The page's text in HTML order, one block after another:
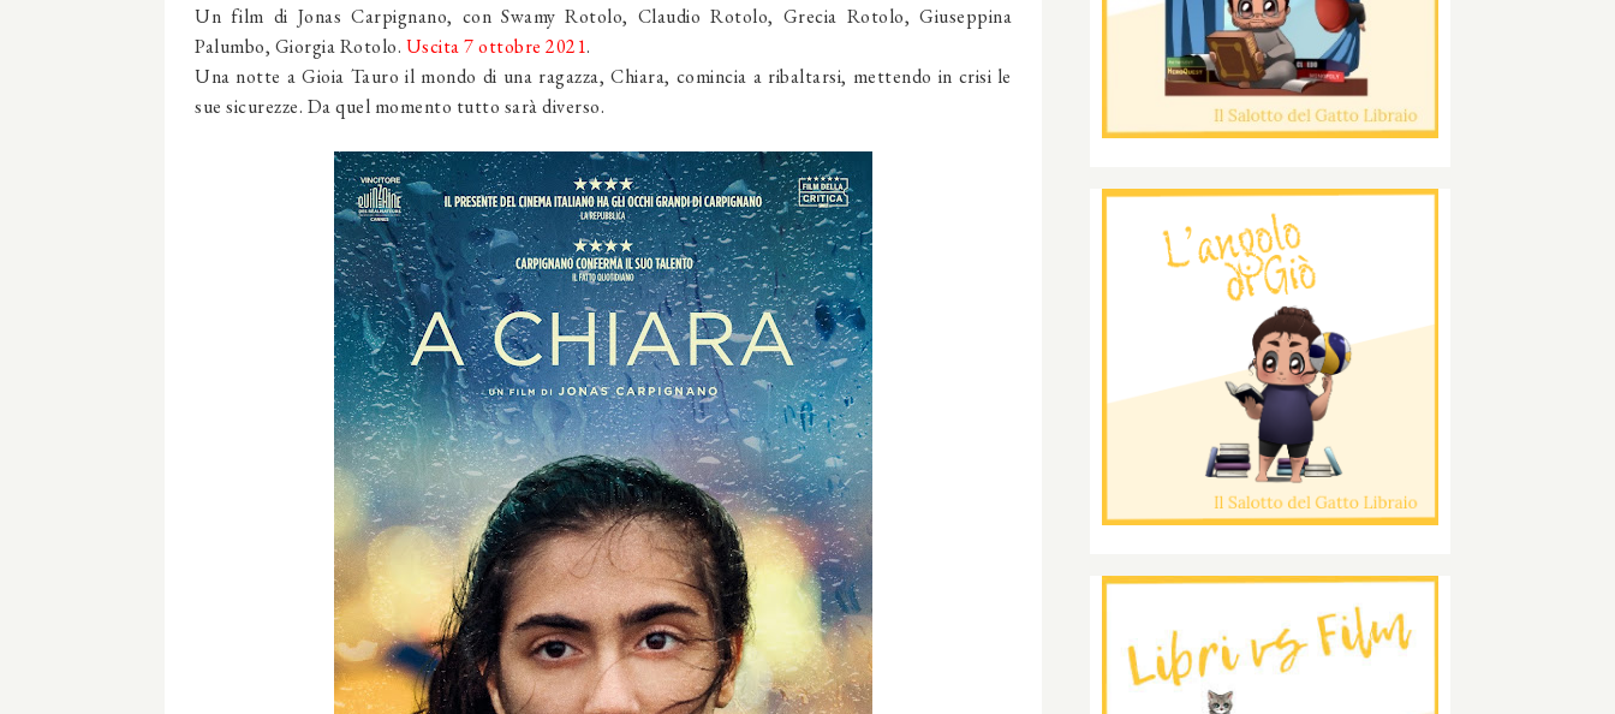
Un film di Jonas Carpignano, con Swamy Rotolo, Claudio Rotolo, Grecia Rotolo, Giuseppina
Palumbo, Giorgia Rotolo. Uscita 7 ottobre 2021.
Una notte a Gioia Tauro il mondo di una ragazza, Chiara, comincia a ribaltarsi, mettendo in crisi le
sue sicurezze. Da quel momento tutto sarà diverso.